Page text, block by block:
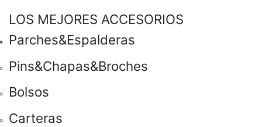
LOS MEJORES ACCESORIOS
Parches&Espalderas
Pins&Chapas&Broches
Bolsos
Carteras